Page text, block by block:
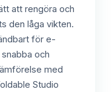
att rengöra och
den låga vikten.
för e-
och
med
Studio